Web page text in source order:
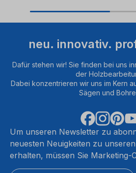
neu. innovativ.
Dafür stehen wir! Sie finden bei uns
der
Dabei konzentrieren wir uns im Kern
Sägen und
Um unseren Newsletter zu
neuesten Neuigkeiten zu
erhalten, müssen Sie Marketing-